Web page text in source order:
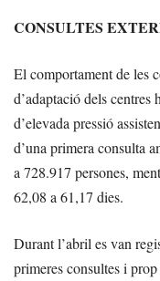
CONSULTES
El comportament de les
d’adaptació dels
d’elevada pressió
d’una primera consulta
a 728.917 persones,
62,08 a 61,17 dies.
Durant l’abril es van
primeres consultes i